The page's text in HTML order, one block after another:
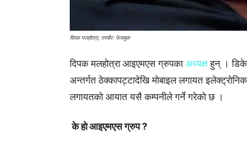
दिपक मलहोत्रा, तस्बीरः फेसबुक
दिपक मलहोत्रा आइएमएस ग्रुपकाअध्यक्षहुन् ।
अन्तर्गत ठेक्कापट्टादेखि माेबाइल लगायत
लगायतकाे आयात यसै कम्पनीले गर्ने गरेकाे छ ।
के हाे आइएमएस ग्रुप ?